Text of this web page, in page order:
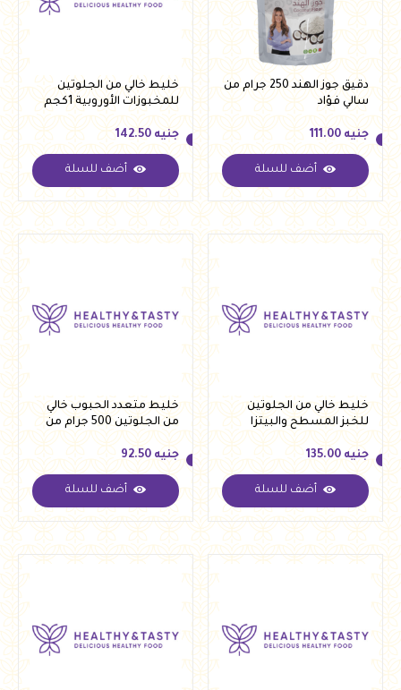
دقيق جوز الهند 250 جرام من
سالي فؤاد
جنيه
جنيه 111.00
أضف للسلة
خليط خالي من الجلوتين
للمخبوزات الأوروبية 1كجم
من كريستال
جنيه
جنيه 142.50
أضف للسلة
خليط خالي من الجلوتين
للخبز المسطح والبيتزا
1كجم من كريستال
جنيه
جنيه 135.00
أضف للسلة
خليط متعدد الحبوب خالي
من الجلوتين 500 جرام من
كريستال
جنيه
جنيه 92.50
أضف للسلة